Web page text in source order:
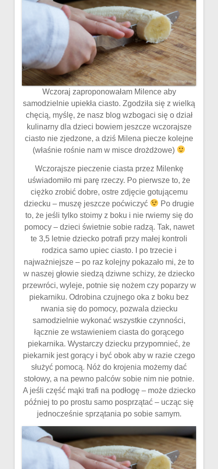
Wczoraj zaproponowałam Milence aby
samodzielnie upiekła ciasto. Zgodziła się z wielką
chęcią, myślę, że nasz blog wzbogaci się o dział
kulinarny dla dzieci bowiem jeszcze wczorajsze
ciasto nie zjedzone, a dziś Milena piecze kolejne
(właśnie rośnie nam w misce drożdżowe)
Wczorajsze pieczenie ciasta przez Milenkę
uświadomiło mi parę rzeczy. Po pierwsze to, że
ciężko zrobić dobre, ostre zdjęcie gotującemu
dziecku – muszę jeszcze poćwiczyć
Po drugie
to, że jeśli tylko stoimy z boku i nie rwiemy się do
pomocy – dzieci świetnie sobie radzą. Tak, nawet
te 3,5 letnie dziecko potrafi przy małej kontroli
rodzica samo upiec ciasto. I po trzecie i
najważniejsze – po raz kolejny pokazało mi, że to
w naszej głowie siedzą dziwne schizy, że dziecko
przewróci, wyleje, potnie się nożem czy poparzy w
piekarniku. Odrobina czujnego oka z boku bez
rwania się do pomocy, pozwala dziecku
samodzielnie wykonać wszystkie czynności,
łącznie ze wstawieniem ciasta do gorącego
piekarnika. Wystarczy dziecku przypomnieć, że
piekarnik jest gorący i być obok aby w razie czego
służyć pomocą. Nóż do krojenia możemy dać
stołowy, a na pewno palców sobie nim nie potnie.
A jeśli część mąki trafi na podłogę – może dziecko
później to po prostu samo posprzątać – ucząc się
jednocześnie sprzątania po sobie samym.